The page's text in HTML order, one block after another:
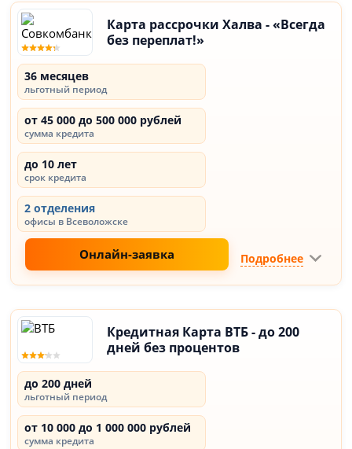
Карта рассрочки Халва - «Всегда
без переплат!»
36 месяцев
льготный период
от 45 000 до 500 000 рублей
сумма кредита
до 10 лет
срок кредита
2 отделения
офисы в Всеволожске
Онлайн-заявка Подробнее
Кредитная Карта ВТБ - до 200
дней без процентов
до 200 дней
льготный период
от 10 000 до 1 000 000 рублей
сумма кредита